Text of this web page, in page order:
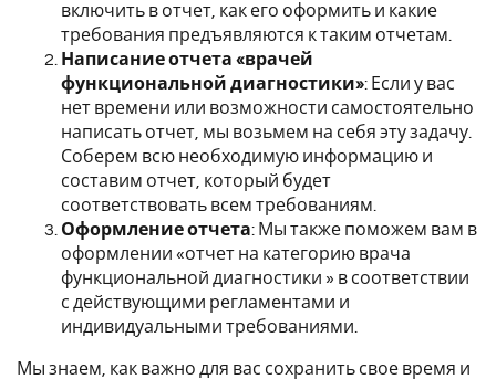
включить в отчет, как его оформить и какие
требования предъявляются к таким отчетам.
Написание отчета «врачей
функциональной диагностики»: Если у вас
нет времени или возможности самостоятельно
написать отчет, мы возьмем на себя эту задачу.
Соберем всю необходимую информацию и
составим отчет, который будет
соответствовать всем требованиям.
Оформление отчета: Мы также поможем вам в
оформлении «отчет на категорию врача
функциональной диагностики » в соответствии
с действующими регламентами и
индивидуальными требованиями.
Мы знаем, как важно для вас сохранить свое время и